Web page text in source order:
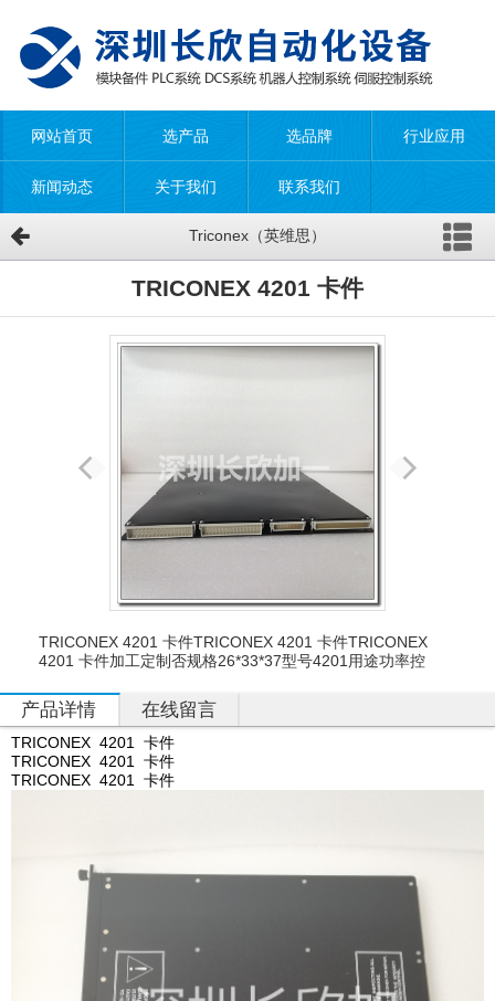
网站首页 选产品 选品牌 行业应用
新闻动态 关于我们 联系我们
Triconex（英维思）
TRICONEX 4201 卡件
TRICONEX 4201 卡件TRICONEX 4201 卡件TRICONEX
4201 卡件加工定制否规格26*33*37型号4201用途功率控
产品详情 在线留言
TRICONEX 4201 卡件
TRICONEX 4201 卡件
TRICONEX 4201 卡件